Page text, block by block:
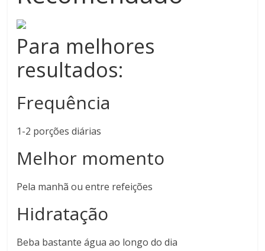
Para melhores
resultados:
Frequência
1-2 porções diárias
Melhor momento
Pela manhã ou entre refeições
Hidratação
Beba bastante água ao longo do dia